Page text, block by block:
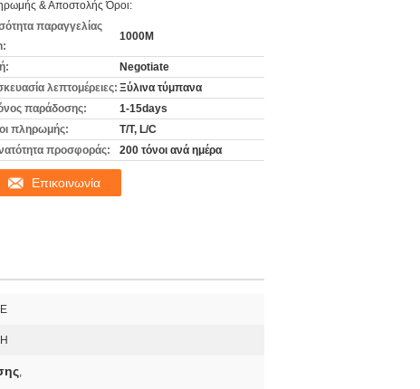
& Αποστολής Όροι:
παραγγελίας
1000M
Negotiate
λεπτομέρειες: Ξύλινα τύμπανα
παράδοσης:
1-15days
πληρωμής:
T/T, L/C
προσφοράς:
200 τόνοι ανά ημέρα
Επικοινωνία
,